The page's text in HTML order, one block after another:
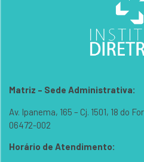
Matriz – Sede Administrativa:
Av. Ipanema, 165 – Cj. 1501, 18 do
06472-002
Horário de Atendimento: